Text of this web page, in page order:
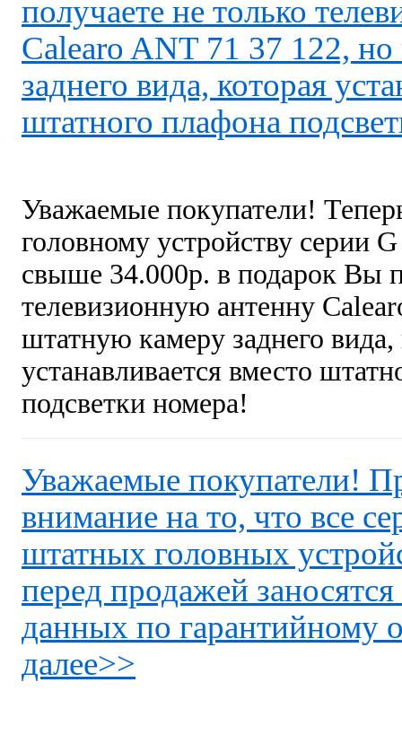
получаете не только
Calearo ANT 71 37 122,
заднего вида, которая
штатного плафона
Уважаемые покупатели!
головному устройству серии
свыше 34.000р. в подарок Вы
телевизионную антенну
штатную камеру заднего вида,
устанавливается вместо
подсветки номера!
Уважаемые покупатели!
внимание на то, что все
штатных головных
перед продажей
данных по гарантийному
далее>>